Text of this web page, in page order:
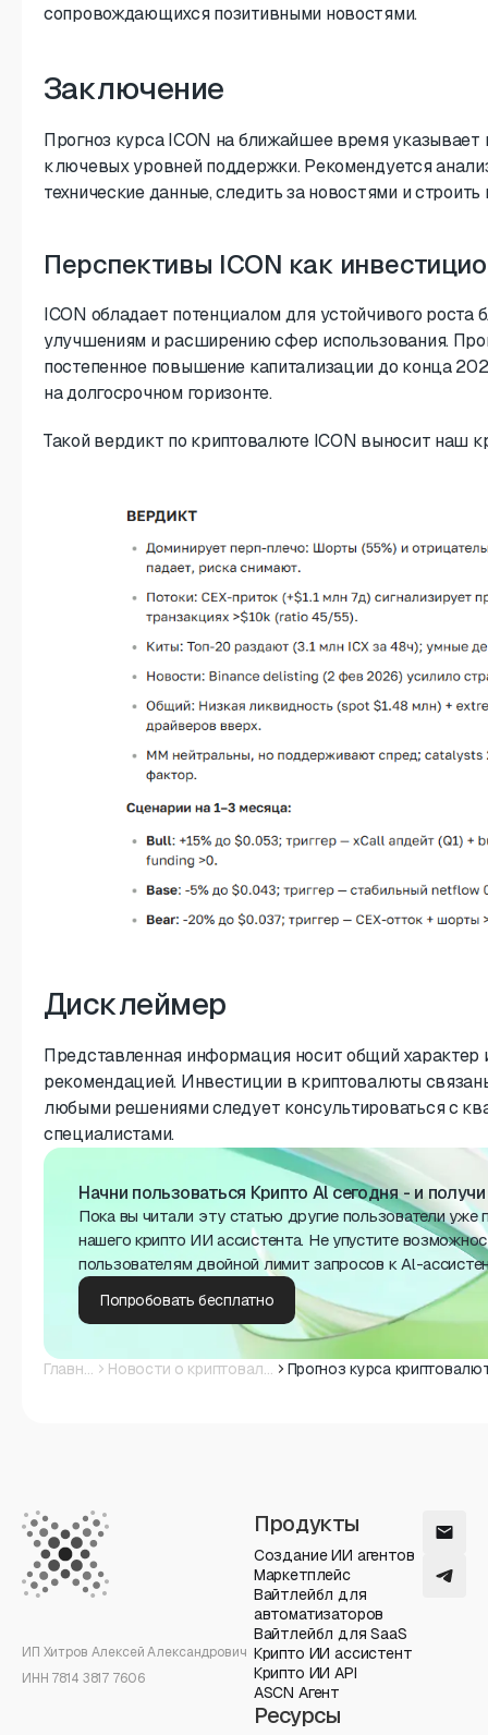
сопровождающихся позитивными новостями.
Заключение
Прогноз курса ICON на ближайшее время указывает
ключевых уровней поддержки. Рекомендуется
технические данные, следить за новостями и
Перспективы ICON как
ICON обладает потенциалом для устойчивого роста
улучшениям и расширению сфер использования.
постепенное повышение капитализации до конца
на долгосрочном горизонте.
Такой вердикт по криптовалюте ICON выносит наш
Дисклеймер
Представленная информация носит общий характер
рекомендацией. Инвестиции в криптовалюты
любыми решениями следует консультироваться с
специалистами.
Начни пользоваться Крипто Al сегодня - и
Пока вы читали эту статью другие пользователи
нашего крипто ИИ ассистента. Не упустите
пользователям двойной лимит запросов к Al-
Попробовать бесплатно
Главная Новости о криптовалюте
ИП Хитров Алексей Александрович
ИНН 7814 3817 7606
Продукты
Создание ИИ агентов
Маркетплейс
Вайтлейбл для
автоматизаторов
Вайтлейбл для SaaS
Крипто ИИ ассистент
Крипто ИИ API
ASCN Агент
Ресурсы